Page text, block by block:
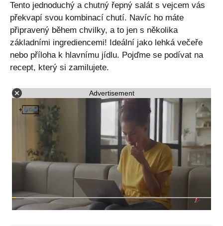
Tento jednoduchý a chutný řepný salát s vejcem vás
překvapí svou kombinací chutí. Navíc ho máte
připravený během chvilky, a to jen s několika
základními ingrediencemi! Ideální jako lehká večeře
nebo příloha k hlavnímu jídlu. Pojďme se podívat na
recept, který si zamilujete.
Advertisement